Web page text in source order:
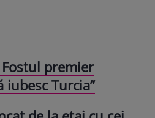
premier
iubesc Turcia”